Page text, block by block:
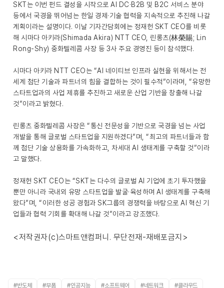
SKT는 이번 펀드 결성을 시작으로 AI DC·B2B 및 B2C 서비스 분야
등에서 국경을 뛰어넘는 한일 경제·기술 협력을 지속적으로 추진해 나갈
계획이라는 설명이다. 이날 기자간담회에는 정재헌 SKT CEO를 비롯
해 시마다 아키라(Shimada Akira) NTT CEO, 린롱츠(林榮賜; Lin
Rong-Shy) 중화텔레콤 사장 등 3사 주요 경영진 등이 참석했다.
시마다 아키라 NTT CEO는 “AI 네이티브 인프라 실현을 위해서는 전
세계 첨단 기술과 파트너의 힘을 결합하는 것이 필수적”이라며, “유망한
스타트업과의 사업 제휴를 추진하고 새로운 산업 기반을 창출해 나갈
것”이라고 밝혔다.
린롱츠 중화텔레콤 사장은 “통신 전문성을 기반으로 국경을 넘는 사업
개발을 통해 글로벌 스타트업을 지원하겠다”며, “최고의 파트너들과 함
께 첨단 기술 상용화를 가속화하고, 차세대 AI 생태계를 구축할 것”이라
고 말했다.
정재헌 SKT CEO는 “SKT는 다수의 글로벌 AI 기업에 초기 투자했을
뿐만 아니라 국내외 유망 스타트업을 발굴·육성하며 AI 생태계를 구축해
왔다”며, “이러한 성공 경험과 SK그룹의 경쟁력을 바탕으로 AI 혁신 기
업들과 협력 기회를 확대해 나갈 것”이라고 강조했다.
<저작권자(c)스마트앤컴퍼니. 무단전재-재배포금지>
#반도체 #부품 #인공지능 #소프트웨어 #네트워크 #클라우드